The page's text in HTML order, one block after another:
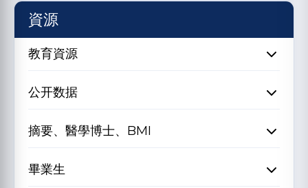
資源
教育資源
公开数据
摘要、醫學博士、BMI
畢業生